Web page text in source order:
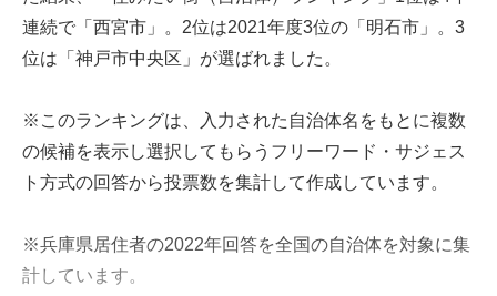
連続で「西宮市」。2位は2021年度3位の「明石市」。3
位は「神戸市中央区」が選ばれました。
※このランキングは、入力された自治体名をもとに複数
の候補を表示し選択してもらうフリーワード・サジェス
ト方式の回答から投票数を集計して作成しています。
※兵庫県居住者の2022年回答を全国の自治体を対象に集
計しています。